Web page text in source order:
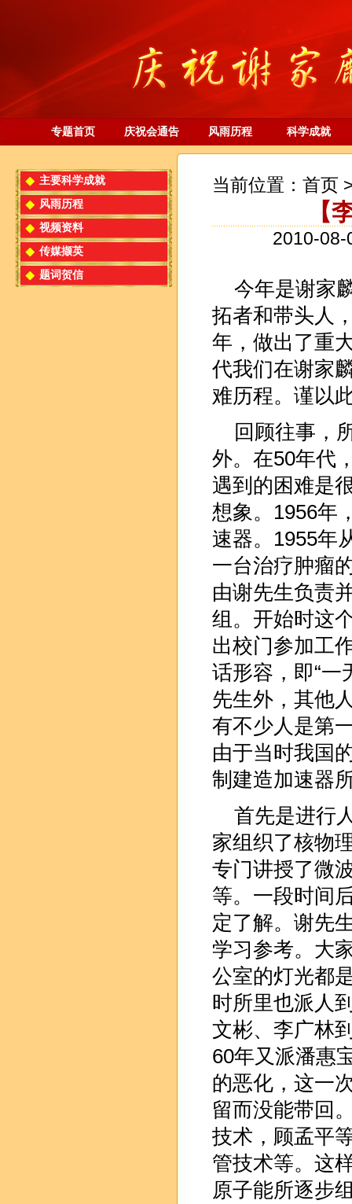
专题首页 庆祝会通告 风雨历程 科学成就
主要科学成就
风雨历程
视频资料
传媒撷英
题词贺信
当前位置： 首页
【
2010-08-
今年是谢家
拓者和带头人
年，做出了重
代我们在谢家
难历程。谨以
回顾往事，
外。在50年代
遇到的困难是
想象。1956年
速器。1955年
一台治疗肿瘤
由谢先生负责
组。开始时这
出校门参加工
话形容，即“一
先生外，其他
有不少人是第
由于当时我国
制建造加速器
首先是进行
家组织了核物
专门讲授了微
等。一段时间
定了解。谢先
学习参考。大
公室的灯光都
时所里也派人
文彬、李广林
60年又派潘惠
的恶化，这一
留而没能带回
技术，顾孟平
管技术等。这
原子能所逐步